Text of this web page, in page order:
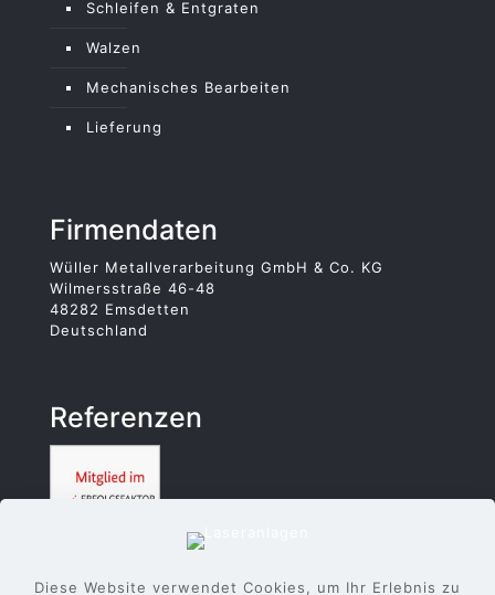
Schleifen & Entgraten
Walzen
Mechanisches Bearbeiten
Lieferung
Firmendaten
Wüller Metallverarbeitung GmbH & Co. KG
Wilmersstraße 46-48
48282 Emsdetten
Deutschland
Referenzen
Diese Website verwendet Cookies, um Ihr Erlebnis zu